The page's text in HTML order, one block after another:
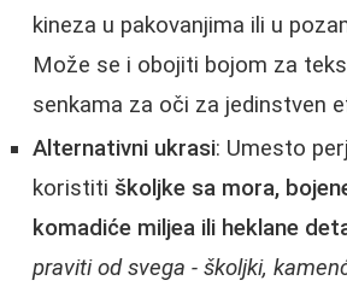
kineza u pakovanjima ili u
Može se i obojiti bojom za
senkama za oči za jedinstven
Alternativni ukrasi: Umesto
koristiti školjke sa mora,
komadiće miljea ili heklane
praviti od svega - školjki,